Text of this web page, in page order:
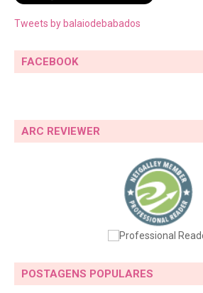
Tweets by balaiodebabados
FACEBOOK
ARC REVIEWER
POSTAGENS POPULARES